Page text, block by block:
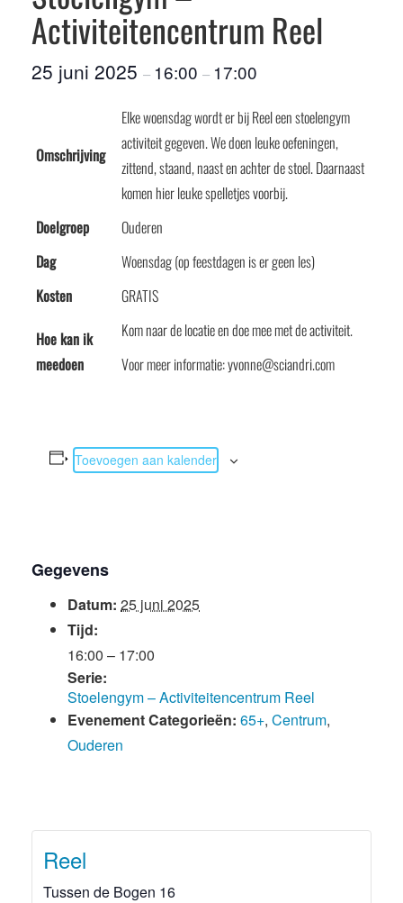
Activiteitencentrum Reel
25 juni 2025 – 16:00 – 17:00
Omschrijving
Elke woensdag wordt er bij Reel een stoelengym
activiteit gegeven. We doen leuke oefeningen,
zittend, staand, naast en achter de stoel. Daarnaast
komen hier leuke spelletjes voorbij.
Doelgroep
Ouderen
Dag
Woensdag (op feestdagen is er geen les)
Kosten
GRATIS
Hoe kan ik
meedoen
Kom naar de locatie en doe mee met de activiteit.
Voor meer informatie: yvonne@sciandri.com
Toevoegen aan kalender
Gegevens
Datum: 25 juni 2025
Tijd:
16:00 – 17:00
Serie:
Stoelengym – Activiteitencentrum Reel
Evenement Categorieën: 65+, Centrum,
Ouderen
Reel
Tussen de Bogen 16